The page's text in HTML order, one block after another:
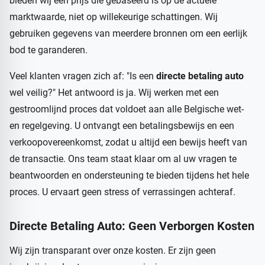
marktwaarde, niet op willekeurige schattingen. Wij
gebruiken gegevens van meerdere bronnen om een eerlijk
bod te garanderen.
Veel klanten vragen zich af: "Is een directe betaling auto
wel veilig?" Het antwoord is ja. Wij werken met een
gestroomlijnd proces dat voldoet aan alle Belgische wet-
en regelgeving. U ontvangt een betalingsbewijs en een
verkoopovereenkomst, zodat u altijd een bewijs heeft van
de transactie. Ons team staat klaar om al uw vragen te
beantwoorden en ondersteuning te bieden tijdens het hele
proces. U ervaart geen stress of verrassingen achteraf.
Directe Betaling Auto: Geen Verborgen Kosten
Wij zijn transparant over onze kosten. Er zijn geen